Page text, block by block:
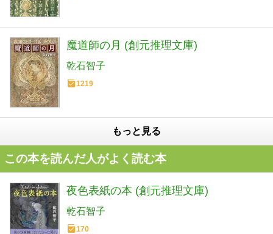
魔道師の月 (創元推理文庫)
乾石智子
1219
もっと見る
この本を読んだ人がよく読む本
夜色表紙の本 (創元推理文庫)
乾石智子
170